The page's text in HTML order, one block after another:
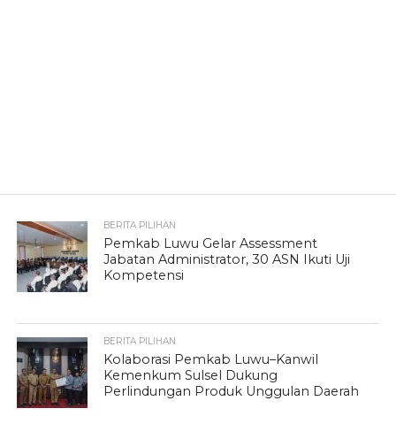
BERITA PILIHAN
Pemkab Luwu Gelar Assessment
Jabatan Administrator, 30 ASN Ikuti Uji
Kompetensi
BERITA PILIHAN
Kolaborasi Pemkab Luwu–Kanwil
Kemenkum Sulsel Dukung
Perlindungan Produk Unggulan Daerah